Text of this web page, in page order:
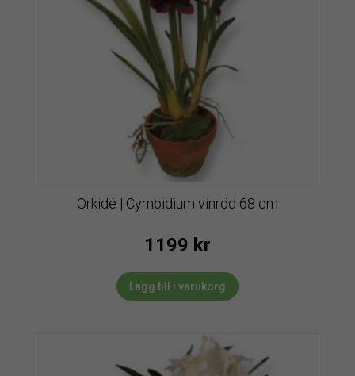
Orkidé | Cymbidium vinröd 68 cm
1199 kr
Lägg till i varukorg